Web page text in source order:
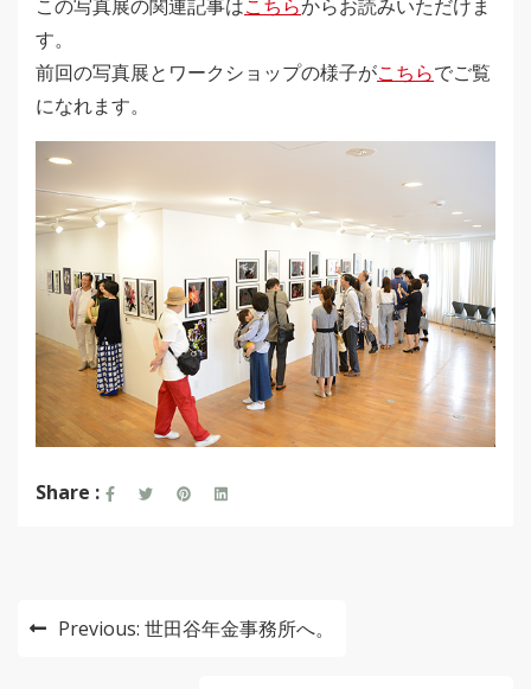
この写真展の関連記事はこちらからお読みいただけま
す。
前回の写真展とワークショップの様子がこちらでご覧
になれます。
Share :
投 Previous: 世田谷年金事務所へ。